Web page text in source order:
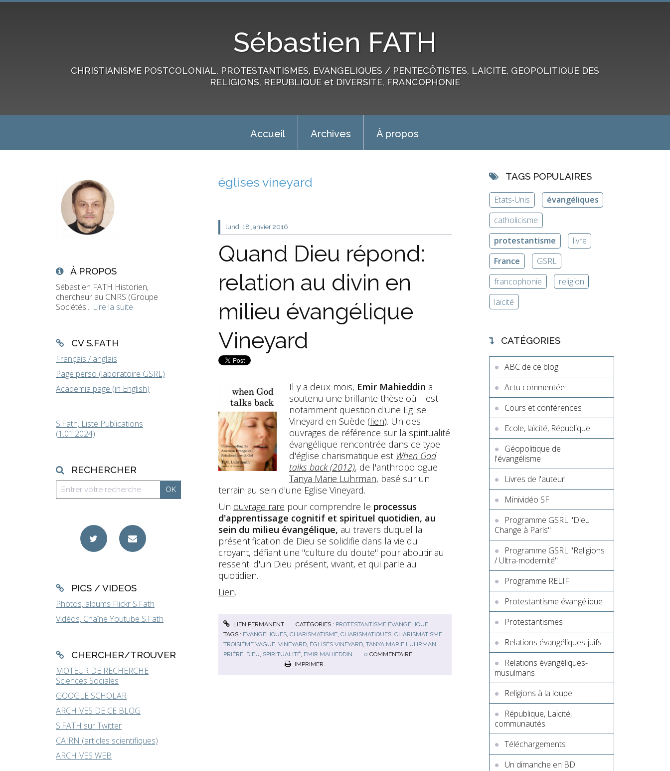
Sébastien FATH
CHRISTIANISME POSTCOLONIAL, PROTESTANTISMES, EVANGELIQUES / PENTECÔTISTES, LAICITE, GEOPOLITIQUE DES
RELIGIONS, REPUBLIQUE et DIVERSITE, FRANCOPHONIE
Accueil Archives À propos
À PROPOS
Sébastien FATH Historien,
chercheur au CNRS (Groupe
Sociétés... Lire la suite
CV S.FATH
Français / anglais
Page perso (laboratoire GSRL)
Academia page (in English)
S.Fath, Liste Publications
(1.01.2024)
RECHERCHER
PICS / VIDEOS
Photos, albums Flickr S.Fath
Vidéos, Chaîne Youtube S.Fath
CHERCHER/TROUVER
MOTEUR DE RECHERCHE
Sciences Sociales
GOOGLE SCHOLAR
ARCHIVES DE CE BLOG
S.FATH sur Twitter
CAIRN (articles scientifiques)
ARCHIVES WEB
églises vineyard
lundi 18 janvier 2016
Quand Dieu répond:
relation au divin en
milieu évangélique
Vineyard
Il y a deux mois, Emir Mahieddin a
soutenu une brillante thèse où il est
notamment question d'une Eglise
Vineyard en Suède (lien). Un des
ouvrages de référence sur la spiritualité
évangélique rencontrée dans ce type
d'église charismatique est When God
talks back (2012), de l'anthropologue
Tanya Marie Luhrman, basé sur un
terrain au sein d'une Eglise Vineyard.
Un ouvrage rare pour comprendre le processus
d'apprentissage cognitif et spirituel quotidien, au
sein du milieu évangélique, au travers duquel la
présentification de Dieu se solidifie dans la vie du
croyant, défiant une "culture du doute" pour aboutir au
ressenti d'un Dieu présent, vivant, et qui parle au
quotidien.
Lien.
LIEN PERMANENT CATÉGORIES : PROTESTANTISME ÉVANGÉLIQUE
TAGS : ÉVANGÉLIQUES, CHARISMATISME, CHARISMATIQUES, CHARISMATISME
TROISIÈME VAGUE, VINEYARD, ÉGLISES VINEYARD, TANYA MARIE LUHRMAN
PRIÈRE, DIEU SPIRITUALITÉ, EMIR MAHIEDDIN 0 COMMENTAIRE
IMPRIMER
TAGS POPULAIRES
Etats-Unis
évangéliques
catholicisme
protestantisme
livre
France
GSRL
francophonie
religion
laïcité
CATÉGORIES
ABC de ce blog
Actu commentée
Cours et conférences
Ecole, laïcité, République
Géopolitique de
l'évangélisme
Livres de l'auteur
Minividéo SF
Programme GSRL "Dieu
Change à Paris"
Programme GSRL "Religions
/ Ultra-modernité"
Programme RELIF
Protestantisme évangélique
Protestantismes
Relations évangéliques-juifs
Relations évangéliques-
musulmans
Religions à la loupe
République, Laïcité,
communautés
Téléchargements
Un dimanche en BD